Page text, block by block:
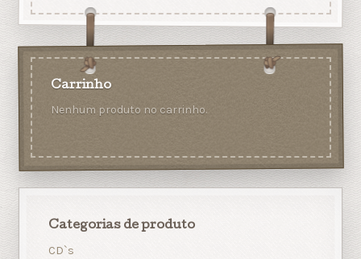
Carrinho
Nenhum produto no carrinho.
Categorias de produto
CD`s